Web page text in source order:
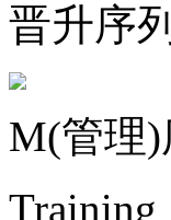
晋升序列
M(管理)
Training